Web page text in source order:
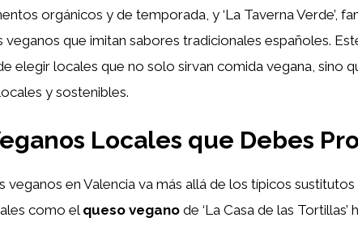
orgánicos y de temporada, y ‘La Taverna Verde’,
que imitan sabores tradicionales españoles.
elegir locales que no solo sirvan comida vegana, sino
y sostenibles.
Locales que Debes
en Valencia va más allá de los típicos
como el queso vegano de ‘La Casa de las Tortillas’